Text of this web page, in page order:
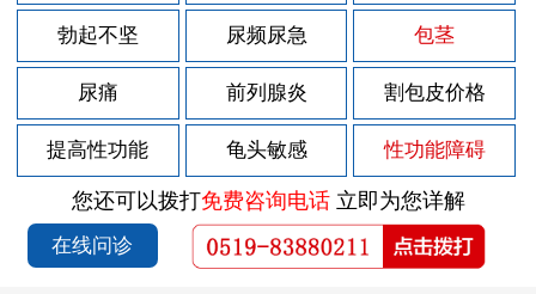
勃起不坚 尿频尿急 包茎
尿痛 前列腺炎 割包皮价格
提高性功能 龟头敏感 性功能障碍
您还可以拨打免费咨询电话立即为您详解
在线问诊